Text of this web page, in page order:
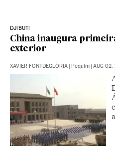
DJIBUTI
China inaugura
exterior
XAVIER FONTDEGLÒRIA Pequim AUG 02,